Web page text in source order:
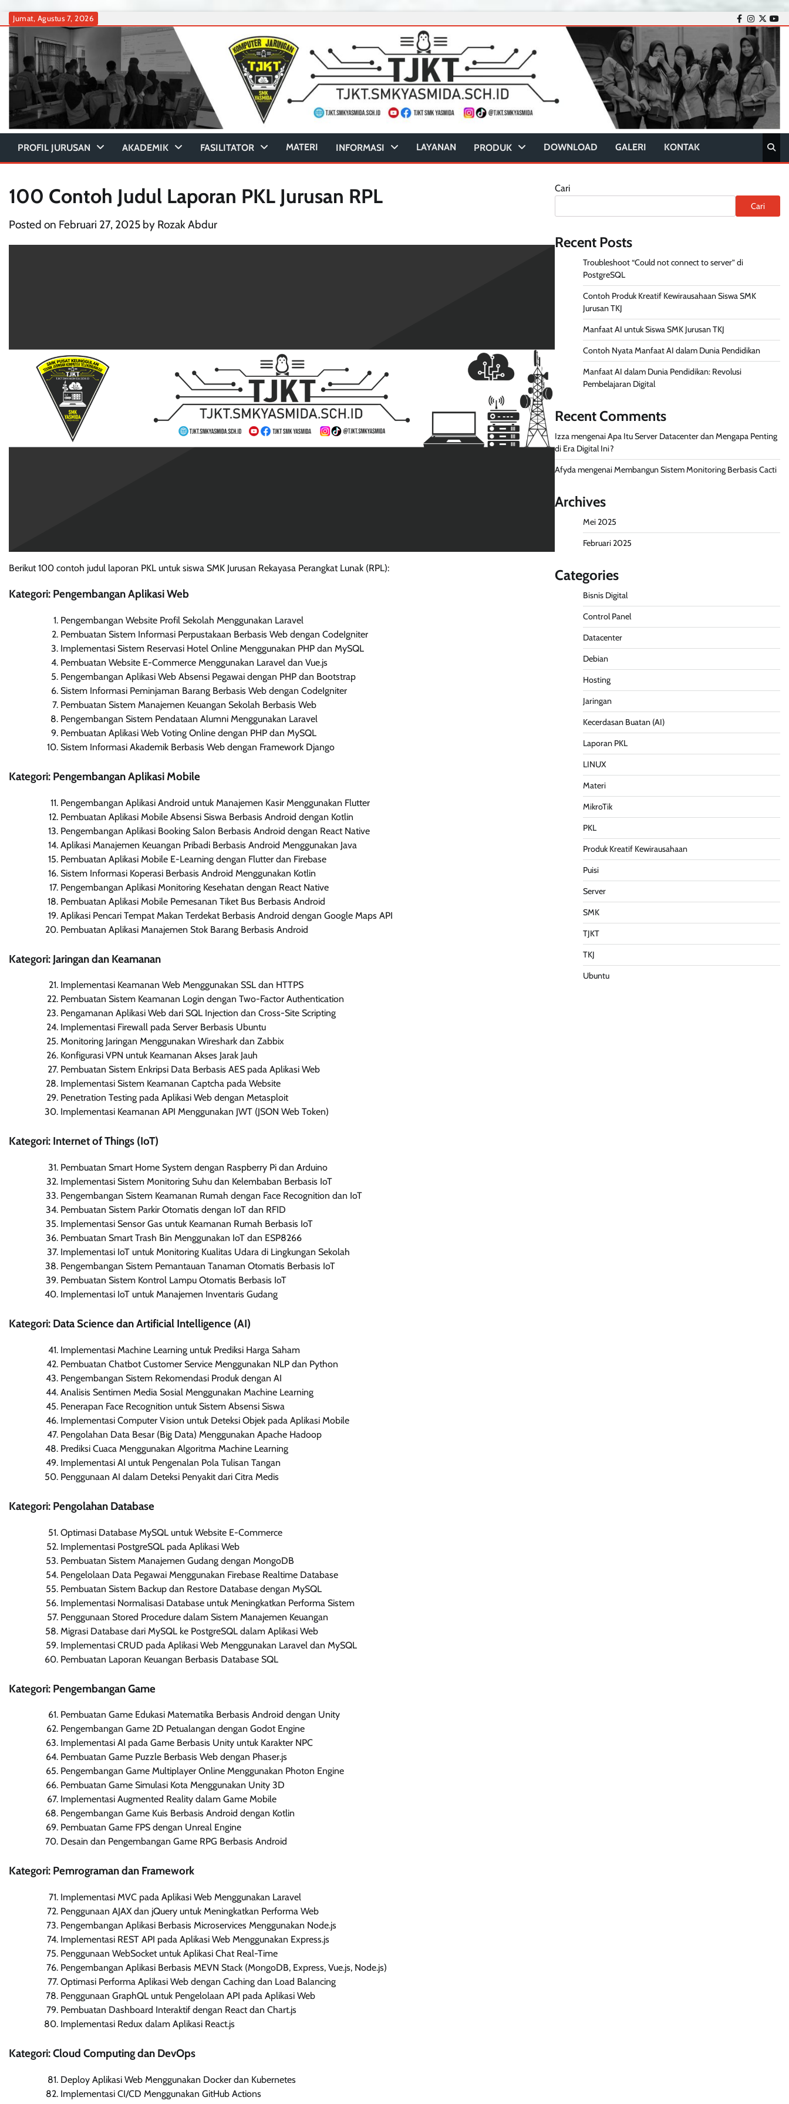
Skip
content
Jumat, Agustus 7, 2026 facebook
instagram
twitter
PROFIL JURUSAN AKADEMIK FASILITATOR MATERI INFORMASI LAYANAN PRODUK DOWNLOAD GALERI KONTAK
100 Contoh Judul Laporan PKL Jurusan RPL
Posted on Februari 27, 2025 by Rozak Abdur
Berikut 100 contoh judul laporan PKL untuk siswa SMK Jurusan Rekayasa Perangkat Lunak (RPL):
Kategori: Pengembangan Aplikasi Web
Pengembangan Website Profil Sekolah Menggunakan Laravel
Pembuatan Sistem Informasi Perpustakaan Berbasis Web dengan CodeIgniter
Implementasi Sistem Reservasi Hotel Online Menggunakan PHP dan MySQL
Pembuatan Website E-Commerce Menggunakan Laravel dan Vue.js
Pengembangan Aplikasi Web Absensi Pegawai dengan PHP dan Bootstrap
Sistem Informasi Peminjaman Barang Berbasis Web dengan CodeIgniter
Pembuatan Sistem Manajemen Keuangan Sekolah Berbasis Web
Pengembangan Sistem Pendataan Alumni Menggunakan Laravel
Pembuatan Aplikasi Web Voting Online dengan PHP dan MySQL
Sistem Informasi Akademik Berbasis Web dengan Framework Django
Kategori: Pengembangan Aplikasi Mobile
Pengembangan Aplikasi Android untuk Manajemen Kasir Menggunakan Flutter
Pembuatan Aplikasi Mobile Absensi Siswa Berbasis Android dengan Kotlin
Pengembangan Aplikasi Booking Salon Berbasis Android dengan React Native
Aplikasi Manajemen Keuangan Pribadi Berbasis Android Menggunakan Java
Pembuatan Aplikasi Mobile E-Learning dengan Flutter dan Firebase
Sistem Informasi Koperasi Berbasis Android Menggunakan Kotlin
Pengembangan Aplikasi Monitoring Kesehatan dengan React Native
Pembuatan Aplikasi Mobile Pemesanan Tiket Bus Berbasis Android
Aplikasi Pencari Tempat Makan Terdekat Berbasis Android dengan Google Maps API
Pembuatan Aplikasi Manajemen Stok Barang Berbasis Android
Kategori: Jaringan dan Keamanan
Implementasi Keamanan Web Menggunakan SSL dan HTTPS
Pembuatan Sistem Keamanan Login dengan Two-Factor Authentication
Pengamanan Aplikasi Web dari SQL Injection dan Cross-Site Scripting
Implementasi Firewall pada Server Berbasis Ubuntu
Monitoring Jaringan Menggunakan Wireshark dan Zabbix
Konfigurasi VPN untuk Keamanan Akses Jarak Jauh
Pembuatan Sistem Enkripsi Data Berbasis AES pada Aplikasi Web
Implementasi Sistem Keamanan Captcha pada Website
Penetration Testing pada Aplikasi Web dengan Metasploit
Implementasi Keamanan API Menggunakan JWT (JSON Web Token)
Kategori: Internet of Things (IoT)
Pembuatan Smart Home System dengan Raspberry Pi dan Arduino
Implementasi Sistem Monitoring Suhu dan Kelembaban Berbasis IoT
Pengembangan Sistem Keamanan Rumah dengan Face Recognition dan IoT
Pembuatan Sistem Parkir Otomatis dengan IoT dan RFID
Implementasi Sensor Gas untuk Keamanan Rumah Berbasis IoT
Pembuatan Smart Trash Bin Menggunakan IoT dan ESP8266
Implementasi IoT untuk Monitoring Kualitas Udara di Lingkungan Sekolah
Pengembangan Sistem Pemantauan Tanaman Otomatis Berbasis IoT
Pembuatan Sistem Kontrol Lampu Otomatis Berbasis IoT
Implementasi IoT untuk Manajemen Inventaris Gudang
Kategori: Data Science dan Artificial Intelligence (AI)
Implementasi Machine Learning untuk Prediksi Harga Saham
Pembuatan Chatbot Customer Service Menggunakan NLP dan Python
Pengembangan Sistem Rekomendasi Produk dengan AI
Analisis Sentimen Media Sosial Menggunakan Machine Learning
Penerapan Face Recognition untuk Sistem Absensi Siswa
Implementasi Computer Vision untuk Deteksi Objek pada Aplikasi Mobile
Pengolahan Data Besar (Big Data) Menggunakan Apache Hadoop
Prediksi Cuaca Menggunakan Algoritma Machine Learning
Implementasi AI untuk Pengenalan Pola Tulisan Tangan
Penggunaan AI dalam Deteksi Penyakit dari Citra Medis
Kategori: Pengolahan Database
Optimasi Database MySQL untuk Website E-Commerce
Implementasi PostgreSQL pada Aplikasi Web
Pembuatan Sistem Manajemen Gudang dengan MongoDB
Pengelolaan Data Pegawai Menggunakan Firebase Realtime Database
Pembuatan Sistem Backup dan Restore Database dengan MySQL
Implementasi Normalisasi Database untuk Meningkatkan Performa Sistem
Penggunaan Stored Procedure dalam Sistem Manajemen Keuangan
Migrasi Database dari MySQL ke PostgreSQL dalam Aplikasi Web
Implementasi CRUD pada Aplikasi Web Menggunakan Laravel dan MySQL
Pembuatan Laporan Keuangan Berbasis Database SQL
Kategori: Pengembangan Game
Pembuatan Game Edukasi Matematika Berbasis Android dengan Unity
Pengembangan Game 2D Petualangan dengan Godot Engine
Implementasi AI pada Game Berbasis Unity untuk Karakter NPC
Pembuatan Game Puzzle Berbasis Web dengan Phaser.js
Pengembangan Game Multiplayer Online Menggunakan Photon Engine
Pembuatan Game Simulasi Kota Menggunakan Unity 3D
Implementasi Augmented Reality dalam Game Mobile
Pengembangan Game Kuis Berbasis Android dengan Kotlin
Pembuatan Game FPS dengan Unreal Engine
Desain dan Pengembangan Game RPG Berbasis Android
Kategori: Pemrograman dan Framework
Implementasi MVC pada Aplikasi Web Menggunakan Laravel
Penggunaan AJAX dan jQuery untuk Meningkatkan Performa Web
Pengembangan Aplikasi Berbasis Microservices Menggunakan Node.js
Implementasi REST API pada Aplikasi Web Menggunakan Express.js
Penggunaan WebSocket untuk Aplikasi Chat Real-Time
Pengembangan Aplikasi Berbasis MEVN Stack (MongoDB, Express, Vue.js, Node.js)
Optimasi Performa Aplikasi Web dengan Caching dan Load Balancing
Penggunaan GraphQL untuk Pengelolaan API pada Aplikasi Web
Pembuatan Dashboard Interaktif dengan React dan Chart.js
Implementasi Redux dalam Aplikasi React.js
Kategori: Cloud Computing dan DevOps
Deploy Aplikasi Web Menggunakan Docker dan Kubernetes
Implementasi CI/CD Menggunakan GitHub Actions
Cari
Cari
Recent Posts
Troubleshoot “Could not connect to server” di
PostgreSQL
Contoh Produk Kreatif Kewirausahaan Siswa SMK
Jurusan TKJ
Manfaat AI untuk Siswa SMK Jurusan TKJ
Contoh Nyata Manfaat AI dalam Dunia Pendidikan
Manfaat AI dalam Dunia Pendidikan: Revolusi
Pembelajaran Digital
Recent Comments
Izza mengenaiApa Itu Server Datacenter dan Mengapa Penting
di Era Digital Ini?
Afyda mengenaiMembangun Sistem Monitoring Berbasis Cacti
Archives
Mei 2025
Februari 2025
Categories
Bisnis Digital
Control Panel
Datacenter
Debian
Hosting
Jaringan
Kecerdasan Buatan (AI)
Laporan PKL
LINUX
Materi
MikroTik
PKL
Produk Kreatif Kewirausahaan
Puisi
Server
SMK
TJKT
TKJ
Ubuntu